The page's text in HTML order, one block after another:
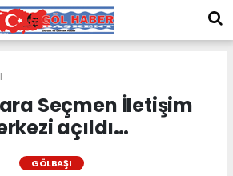
Seçmen İletişim
açıldı…
GÖLBAŞI